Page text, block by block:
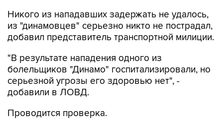
Никого из нападавших задержать не удалось,
из "динамовцев" серьезно никто не пострадал,
добавил представитель транспортной милиции.
"В результате нападения одного из
болельщиков "Динамо" госпитализировали, но
серьезной угрозы его здоровью нет", -
добавили в ЛОВД.
Проводится проверка.